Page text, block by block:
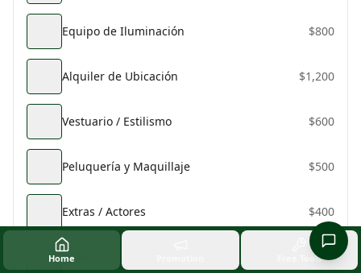
Equipo de Iluminación $800
Alquiler de Ubicación $1,200
Vestuario / Estilismo $600
Peluquería y Maquillaje $500
Extras / Actores $400
Edición Profesional 1,000
Home Free Tools